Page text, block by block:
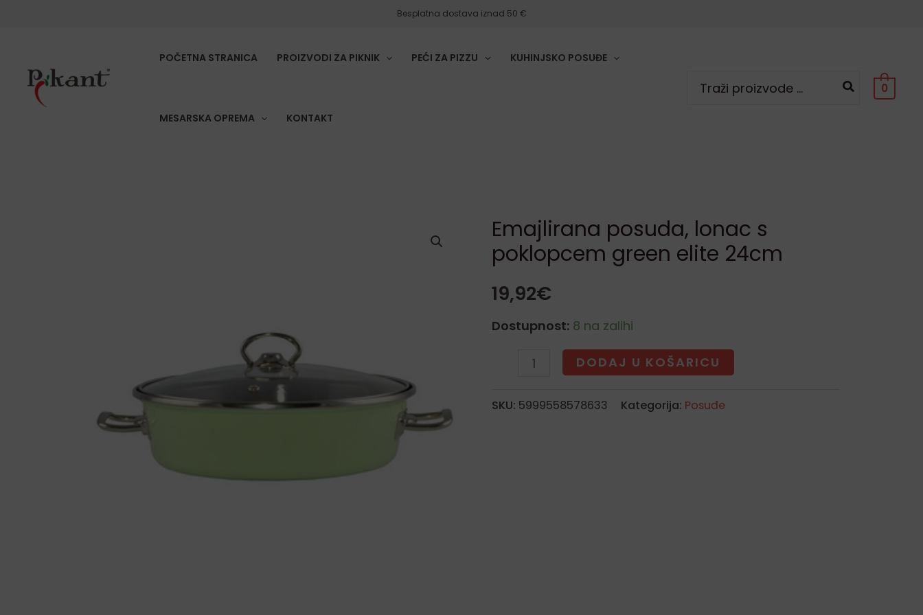
Besplatna dostava iznad 50 €
POČETNA STRANICA PROIZVODI ZA PIKNIK PEĆI ZA PIZZU KUHINJSKO POSUĐE
MESARSKA OPREMA KONTAKT
Search
for:
0
Emajlirana posuda, lonac s
poklopcem green elite 24cm
19,92€
Dostupnost: 8 na zalihi
Emajlirana
posuda,
s
poklopcem
količina
DODAJ U KOŠARICU
SKU: 5999558578633 Kategorija: Posuđe